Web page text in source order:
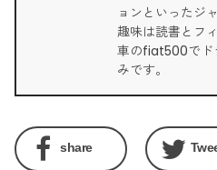
ョンといったジ
趣味は読書とフ
車のfiat500でド
みです。
share